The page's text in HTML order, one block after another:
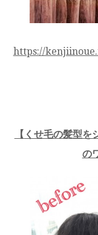
https://
【 くせ毛の髪型を
の